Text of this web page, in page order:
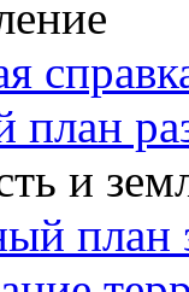
план
и
план